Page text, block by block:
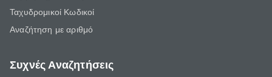
Ταχυδρομικοί Κωδικοί
Αναζήτηση με αριθμό
Συχνές Αναζητήσεις